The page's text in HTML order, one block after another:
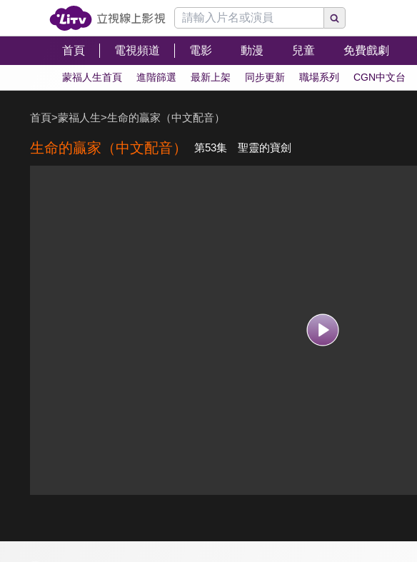
首頁 電視頻道 電影 動漫 兒童 免費戲劇
蒙福人生首頁 進階篩選 最新上架 同步更新 職場系列 CGN中文台
首頁>蒙福人生>生命的贏家（中文配音）
生命的贏家（中文配音） 第53集 聖靈的寶劍